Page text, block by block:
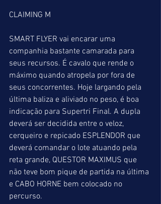
CLAIMING M
SMART FLYER vai encarar uma
companhia bastante camarada para
seus recursos. É cavalo que rende o
máximo quando atropela por fora de
seus concorrentes. Hoje largando pela
última baliza e aliviado no peso, é boa
indicação para Supertri Final. A dupla
deverá ser decidida entre o veloz,
cerqueiro e repicado ESPLENDOR que
deverá comandar o lote atuando pela
reta grande, QUESTOR MAXIMUS que
não teve bom pique de partida na última
e CABO HORNE bem colocado no
percurso.